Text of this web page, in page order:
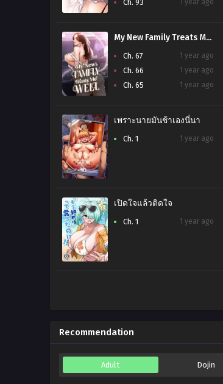
Ch. 93 1 year ago
My New Family Treats Me Well
Ch. 67 1 year ago
Ch. 66 1 year ago
Ch. 65 1 year ago
เพราะนายมันช้าเองนี่นา
Ch. 1 1 year ago
เปิดใจแล้วติดใจ
Ch. 1 1 year ago
Recommendation
Adult Dojin